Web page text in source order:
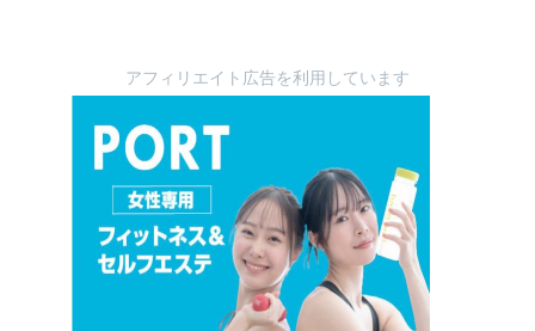
アフィリエイト広告を利用しています